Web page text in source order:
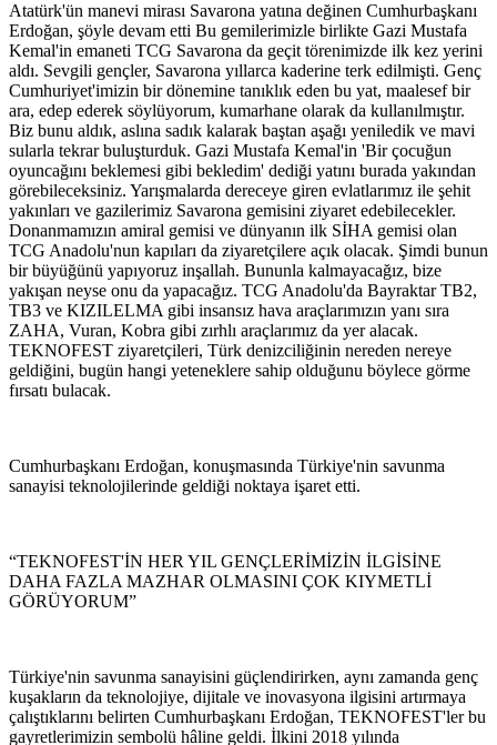
Atatürk'ün manevi mirası Savarona yatına değinen Cumhurbaşkanı
Erdoğan, şöyle devam etti Bu gemilerimizle birlikte Gazi Mustafa
Kemal'in emaneti TCG Savarona da geçit törenimizde ilk kez yerini
aldı. Sevgili gençler, Savarona yıllarca kaderine terk edilmişti. Genç
Cumhuriyet'imizin bir dönemine tanıklık eden bu yat, maalesef bir
ara, edep ederek söylüyorum, kumarhane olarak da kullanılmıştır.
Biz bunu aldık, aslına sadık kalarak baştan aşağı yeniledik ve mavi
sularla tekrar buluşturduk. Gazi Mustafa Kemal'in 'Bir çocuğun
oyuncağını beklemesi gibi bekledim' dediği yatını burada yakından
görebileceksiniz. Yarışmalarda dereceye giren evlatlarımız ile şehit
yakınları ve gazilerimiz Savarona gemisini ziyaret edebilecekler.
Donanmamızın amiral gemisi ve dünyanın ilk SİHA gemisi olan
TCG Anadolu'nun kapıları da ziyaretçilere açık olacak. Şimdi bunun
bir büyüğünü yapıyoruz inşallah. Bununla kalmayacağız, bize
yakışan neyse onu da yapacağız. TCG Anadolu'da Bayraktar TB2,
TB3 ve KIZILELMA gibi insansız hava araçlarımızın yanı sıra
ZAHA, Vuran, Kobra gibi zırhlı araçlarımız da yer alacak.
TEKNOFEST ziyaretçileri, Türk denizciliğinin nereden nereye
geldiğini, bugün hangi yeteneklere sahip olduğunu böylece görme
fırsatı bulacak.
Cumhurbaşkanı Erdoğan, konuşmasında Türkiye'nin savunma
sanayisi teknolojilerinde geldiği noktaya işaret etti.
“TEKNOFEST'İN HER YIL GENÇLERİMİZİN İLGİSİNE
DAHA FAZLA MAZHAR OLMASINI ÇOK KIYMETLİ
GÖRÜYORUM”
Türkiye'nin savunma sanayisini güçlendirirken, aynı zamanda genç
kuşakların da teknolojiye, dijitale ve inovasyona ilgisini artırmaya
çalıştıklarını belirten Cumhurbaşkanı Erdoğan, TEKNOFEST'ler bu
gayretlerimizin sembolü hâline geldi. İlkini 2018 yılında